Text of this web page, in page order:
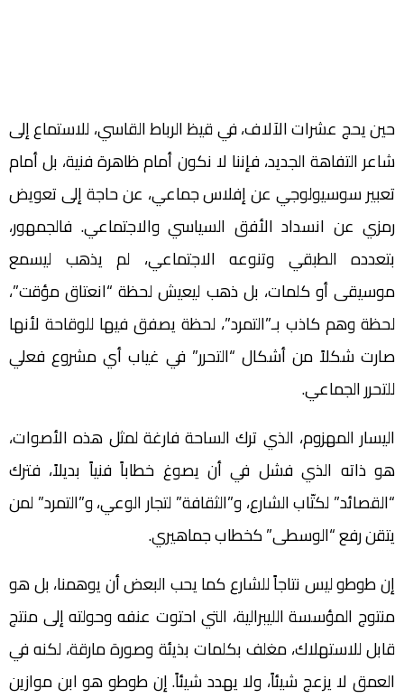
حين يحج عشرات الآلاف، في قيظ الرباط القاسي، للاستماع إلى
شاعر التفاهة الجديد، فإننا لا نكون أمام ظاهرة فنية، بل أمام
تعبير سوسيولوجي عن إفلاس جماعي، عن حاجة إلى تعويض
رمزي عن انسداد الأفق السياسي والاجتماعي. فالجمهور،
بتعدده الطبقي وتنوعه الاجتماعي، لم يذهب ليسمع
موسيقى أو كلمات، بل ذهب ليعيش لحظة “انعتاق مؤقت”،
لحظة وهم كاذب بـ”التمرد”، لحظة يصفق فيها للوقاحة لأنها
صارت شكلاً من أشكال “التحرر” في غياب أي مشروع فعلي
للتحرر الجماعي.
اليسار المهزوم، الذي ترك الساحة فارغة لمثل هذه الأصوات،
هو ذاته الذي فشل في أن يصوغ خطاباً فنياً بديلاً، فترك
“القصائد” لكتّاب الشارع، و”الثقافة” لتجار الوعي، و”التمرد” لمن
يتقن رفع “الوسطى” كخطاب جماهيري.
إن طوطو ليس نتاجاً للشارع كما يحب البعض أن يوهمنا، بل هو
منتوج المؤسسة الليبرالية، التي احتوت عنفه وحولته إلى منتج
قابل للاستهلاك، مغلف بكلمات بذيئة وصورة مارقة، لكنه في
العمق لا يزعج شيئاً، ولا يهدد شيئاً. إن طوطو هو ابن موازين